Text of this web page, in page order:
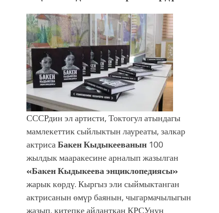
Park'ка 30 миң адам чогулду
СССРдин эл артисти, Токтогул атындагы
мамлекеттик сыйлыктын лауреаты, залкар
актрисаБакен Кыдыкееванын 100
жылдык мааракесине арналып жазылган
«Бакен Кыдыкеева энциклопедиясы»
жарык көрдү. Кыргыз эли сыймыктанган
актрисанын өмүр баянын, чыгармачылыгын
жазып, китепке айланткан КРСУнун